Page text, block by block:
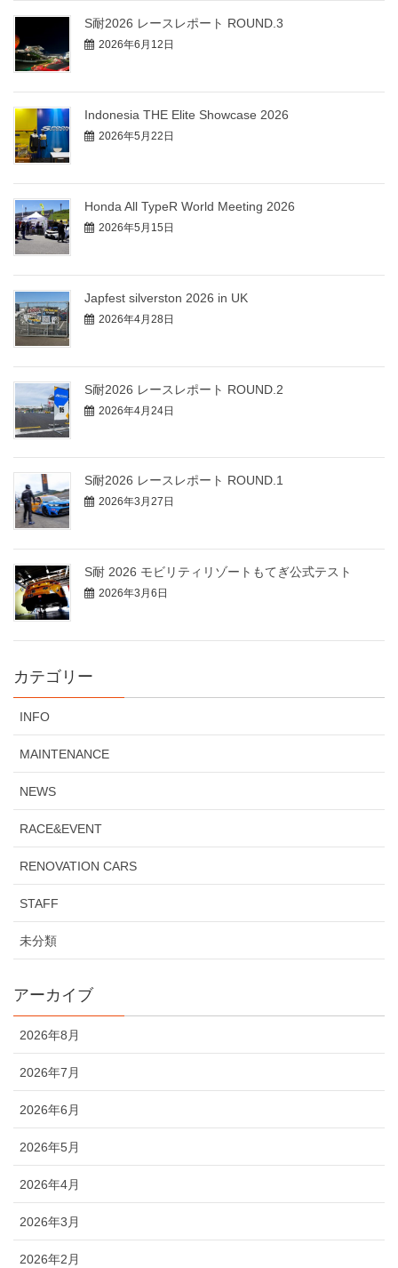
S耐2026 レースレポート ROUND.3
2026年6月12日
Indonesia THE Elite Showcase 2026
2026年5月22日
Honda All TypeR World Meeting 2026
2026年5月15日
Japfest silverston 2026 in UK
2026年4月28日
S耐2026 レースレポート ROUND.2
2026年4月24日
S耐2026 レースレポート ROUND.1
2026年3月27日
S耐 2026 モビリティリゾートもてぎ公式テスト
2026年3月6日
カテゴリー
INFO
MAINTENANCE
NEWS
RACE&EVENT
RENOVATION CARS
STAFF
未分類
アーカイブ
2026年8月
2026年7月
2026年6月
2026年5月
2026年4月
2026年3月
2026年2月